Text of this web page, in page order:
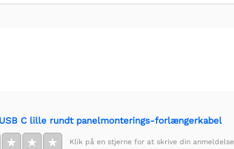
C lille rundt panelmonterings-forlængerkabel
★ ★ ★ Klik på en stjerne for at skrive din anmeldelse